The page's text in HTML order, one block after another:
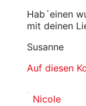
Hab´einen
mit deinen
Susanne
Auf diesen
Nicole